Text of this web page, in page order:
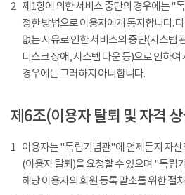
2 제1항에 의한 서비스 중단의 경우에는 "
정한 방법으로 이용자에게 통지합니다.
없는 사유로 인한 서비스의 중단(시스템
디스크 장애, 시스템 다운 등)으로 인하여
경우에는 그러하지 아니합니다.
제6조(이용자 탈퇴 및 자격
1 이용자는 "독립기념관"에 언제든지 자신
(이용자 탈퇴)을 요청할 수 있으며 "독립
해당 이용자의 회원 등록 말소를 위한 절